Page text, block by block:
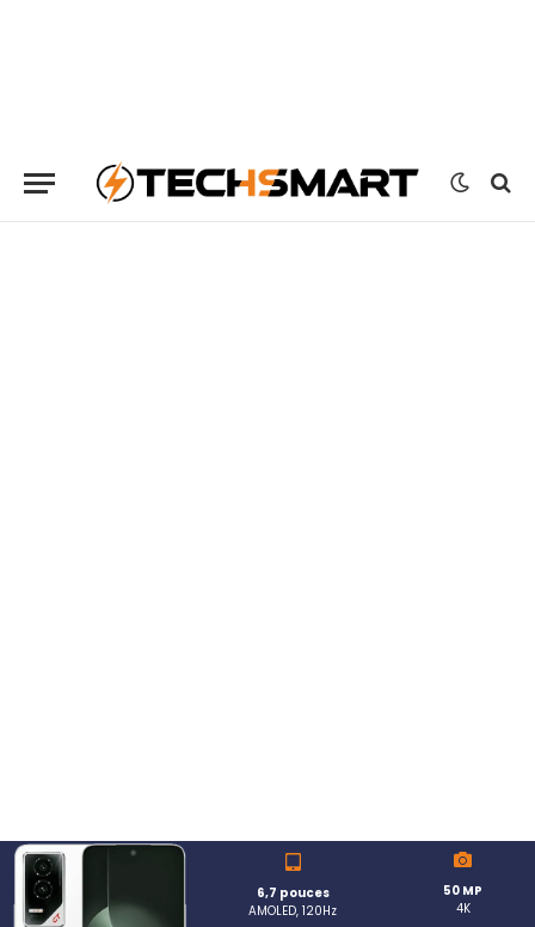
6,7 pouces
AMOLED, 120Hz
50 MP
4K